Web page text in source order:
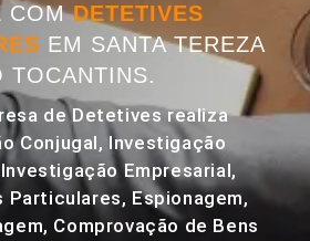
COMDETETIVES
EM SANTA TEREZA
TOCANTINS.
de Detetives realiza
Conjugal, Investigação
Empresarial,
Particulares, Espionagem,
Comprovação de Bens